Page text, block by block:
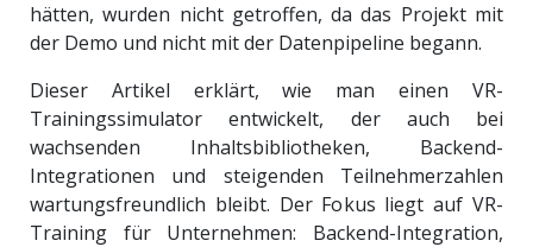
hätten, wurden nicht getroffen, da das Projekt mit
der Demo und nicht mit der Datenpipeline begann.
Dieser Artikel erklärt, wie man einen VR-
Trainingssimulator entwickelt, der auch bei
wachsenden Inhaltsbibliotheken, Backend-
Integrationen und steigenden Teilnehmerzahlen
wartungsfreundlich bleibt. Der Fokus liegt auf VR-
Training für Unternehmen: Backend-Integration,